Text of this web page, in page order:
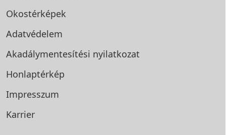
Okostérképek
Adatvédelem
Akadálymentesítési nyilatkozat
Honlaptérkép
Impresszum
Karrier